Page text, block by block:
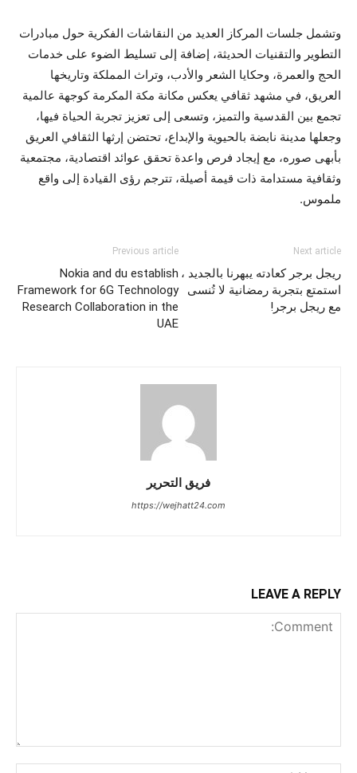
وتشمل جلسات المركاز العديد من النقاشات الفكرية حول مبادرات
التطوير والتقنيات الحديثة، إضافة إلى تسليط الضوء على خدمات
الحج والعمرة، وحكايا الشعر والأدب، وتراث المملكة وتاريخها
العريق، في مشهد ثقافي يعكس مكانة مكة المكرمة كوجهة عالمية
تجمع بين القدسية والتميز، وتسعى إلى تعزيز تجربة الحياة فيها،
وجعلها مدينة نابضة بالحيوية والإبداع، تحتضن إرثها الثقافي العريق
بأبهى صوره، مع إيجاد فرص واعدة تحقق عوائد اقتصادية، مجتمعية
وثقافية مستدامة ذات قيمة أصيلة، تترجم رؤى القيادة إلى واقع
ملموس.
Previous article
Nokia and du establish
Framework for 6G Technology
Research Collaboration in the
UAE
Next article
ريجل برجر كعادته يبهرنا بالجديد ،
استمتع بتجربة رمضانية لا تُنسى
مع ريجل برجر!
فريق التحرير
https://wejhatt24.com
LEAVE A REPLY